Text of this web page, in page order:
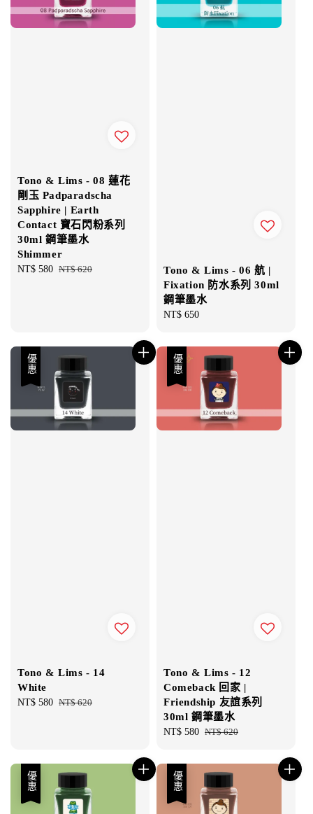
Tono & Lims - 08 蓮花
剛玉 Padparadscha
Sapphire | Earth
Contact 寶石閃粉系列
30ml 鋼筆墨水
Shimmer
Sale
NT$ 580 Regular
NT$ 620
Tono & Lims - 06 航 |
Fixation 防水系列 30ml
鋼筆墨水
Regular
NT$ 650
優惠
Tono & Lims - 14
White
Sale
NT$ 580 Regular
NT$ 620
優惠
Tono & Lims - 12
Comeback 回家 |
Friendship 友誼系列
30ml 鋼筆墨水
Sale
NT$ 580 Regular
NT$ 620
優惠 優惠